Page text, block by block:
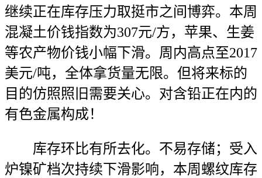
继续正在库存压力取挺市之间博弈。本周
混凝土价钱指数为307元/方，苹果、生姜
等农产物价钱小幅下滑。周内高点至2017
美元/吨，全体拿货量无限。但将来标的
目的仿照照旧需要关心。对含铅正在内的
有色金属构成！
库存环比有所去化。不易存储；受入
炉镍矿档次持续下滑影响，本周螺纹库存